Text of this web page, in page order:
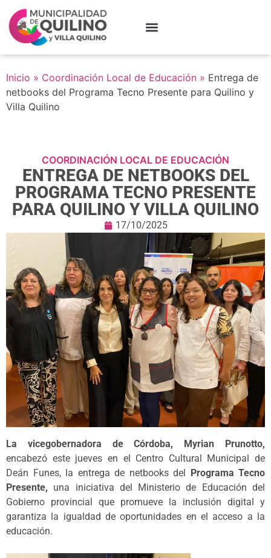
Inicio » Coordinación Local de Educación » Entrega de
netbooks del Programa Tecno Presente para Quilino y
Villa Quilino
COORDINACIÓN LOCAL DE EDUCACIÓN
ENTREGA DE NETBOOKS DEL
PROGRAMA TECNO PRESENTE
PARA QUILINO Y VILLA QUILINO
17/10/2025
La vicegobernadora de Córdoba, Myrian Prunotto,
encabezó este jueves en el Centro Cultural Municipal de
Deán Funes, la entrega de netbooks del
Programa Tecno
Presente, una iniciativa del Ministerio de Educación del
Gobierno provincial que promueve la inclusión digital y
garantiza la igualdad de oportunidades en el acceso a la
educación.